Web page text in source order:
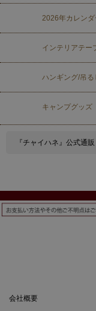
2026年カレン
インテリアテー
ハンギング/吊る
キャンプグッズ
『チャイハネ』公式通販
会社概要